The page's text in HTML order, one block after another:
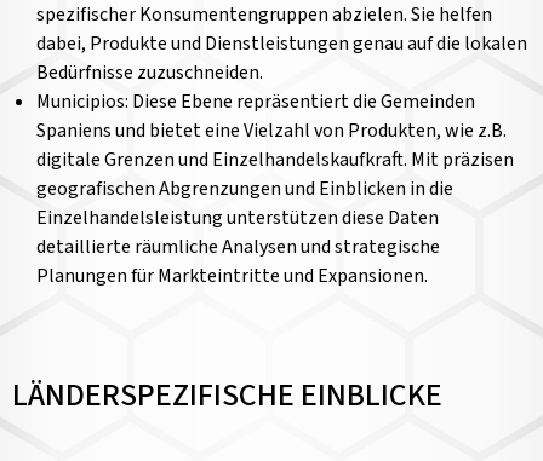
spezifischer Konsumentengruppen abzielen. Sie helfen
dabei, Produkte und Dienstleistungen genau auf die lokalen
Bedürfnisse zuzuschneiden.
Municipios: Diese Ebene repräsentiert die Gemeinden
Spaniens und bietet eine Vielzahl von Produkten, wie z.B.
digitale Grenzen und Einzelhandelskaufkraft. Mit präzisen
geografischen Abgrenzungen und Einblicken in die
Einzelhandelsleistung unterstützen diese Daten
detaillierte räumliche Analysen und strategische
Planungen für Markteintritte und Expansionen.
LÄNDERSPEZIFISCHE EINBLICKE